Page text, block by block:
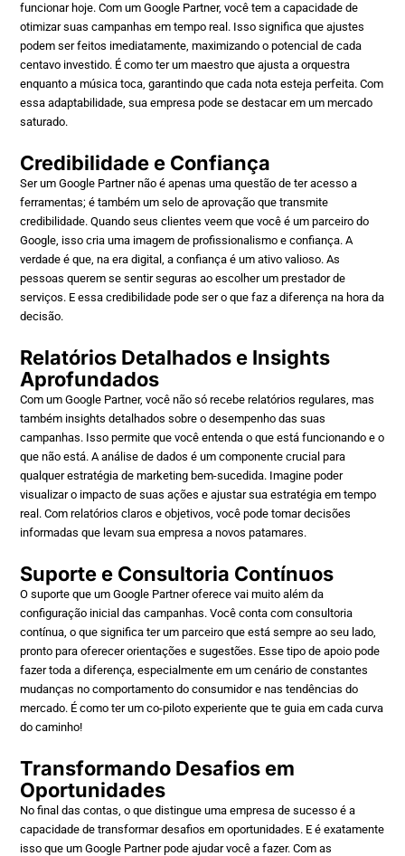
funcionar hoje. Com um Google Partner, você tem a capacidade de
otimizar suas campanhas em tempo real. Isso significa que ajustes
podem ser feitos imediatamente, maximizando o potencial de cada
centavo investido. É como ter um maestro que ajusta a orquestra
enquanto a música toca, garantindo que cada nota esteja perfeita. Com
essa adaptabilidade, sua empresa pode se destacar em um mercado
saturado.
Credibilidade e Confiança
Ser um Google Partner não é apenas uma questão de ter acesso a
ferramentas; é também um selo de aprovação que transmite
credibilidade. Quando seus clientes veem que você é um parceiro do
Google, isso cria uma imagem de profissionalismo e confiança. A
verdade é que, na era digital, a confiança é um ativo valioso. As
pessoas querem se sentir seguras ao escolher um prestador de
serviços. E essa credibilidade pode ser o que faz a diferença na hora da
decisão.
Relatórios Detalhados e Insights
Aprofundados
Com um Google Partner, você não só recebe relatórios regulares, mas
também insights detalhados sobre o desempenho das suas
campanhas. Isso permite que você entenda o que está funcionando e o
que não está. A análise de dados é um componente crucial para
qualquer estratégia de marketing bem-sucedida. Imagine poder
visualizar o impacto de suas ações e ajustar sua estratégia em tempo
real. Com relatórios claros e objetivos, você pode tomar decisões
informadas que levam sua empresa a novos patamares.
Suporte e Consultoria Contínuos
O suporte que um Google Partner oferece vai muito além da
configuração inicial das campanhas. Você conta com consultoria
contínua, o que significa ter um parceiro que está sempre ao seu lado,
pronto para oferecer orientações e sugestões. Esse tipo de apoio pode
fazer toda a diferença, especialmente em um cenário de constantes
mudanças no comportamento do consumidor e nas tendências do
mercado. É como ter um co-piloto experiente que te guia em cada curva
do caminho!
Transformando Desafios em
Oportunidades
No final das contas, o que distingue uma empresa de sucesso é a
capacidade de transformar desafios em oportunidades. E é exatamente
isso que um Google Partner pode ajudar você a fazer. Com as